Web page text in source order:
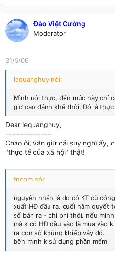
Đào Việt Cường
Moderator
31/5/06
lequanghuy nói:
Mình nói thực, đến mức này chỉ
giơ cao đánh khẽ thôi. Đó là thực
Dear lequanghuy,
----------------
Chao ôi, vẫn giữ cái suy nghĩ ấy,
"thực tế của xã hội" thật!
tncom nói:
nguyên nhân là do cô KT cũ
xuất HĐ đầu ra. cuối năm quyết
số bán ra - chi phí thôi. nếu
mà k có HĐ dầu vào là mua vào
ra con số khủng khiếp vậy đó.
bên mình k sử dụng phần mếm